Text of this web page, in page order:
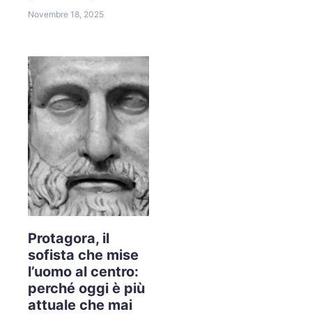
Novembre 18, 2025
Protagora, il
sofista che mise
l’uomo al centro:
perché oggi è più
attuale che mai